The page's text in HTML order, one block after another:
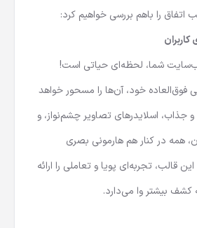
اتفاق را باهم بررسی خواهیم کرد:
وب‌سایت شما، لحظه‌ای حیاتی است!
فوق‌العاده خود، آن‌ها را مسحور خواهد
جذاب، اسلایدرهای تصاویر چشم‌نواز، و
همه در کنار هم هارمونی بصری
قالب، تجربه‌ای پویا و تعاملی را ارائه
کشف بیشتر وا می‌دارد.